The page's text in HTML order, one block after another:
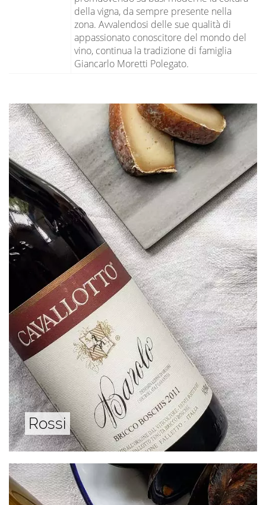
della vigna, da sempre presente nella
zona. Avvalendosi delle sue qualità di
appassionato conoscitore del mondo del
vino, continua la tradizione di famiglia
Giancarlo Moretti Polegato.
Rossi